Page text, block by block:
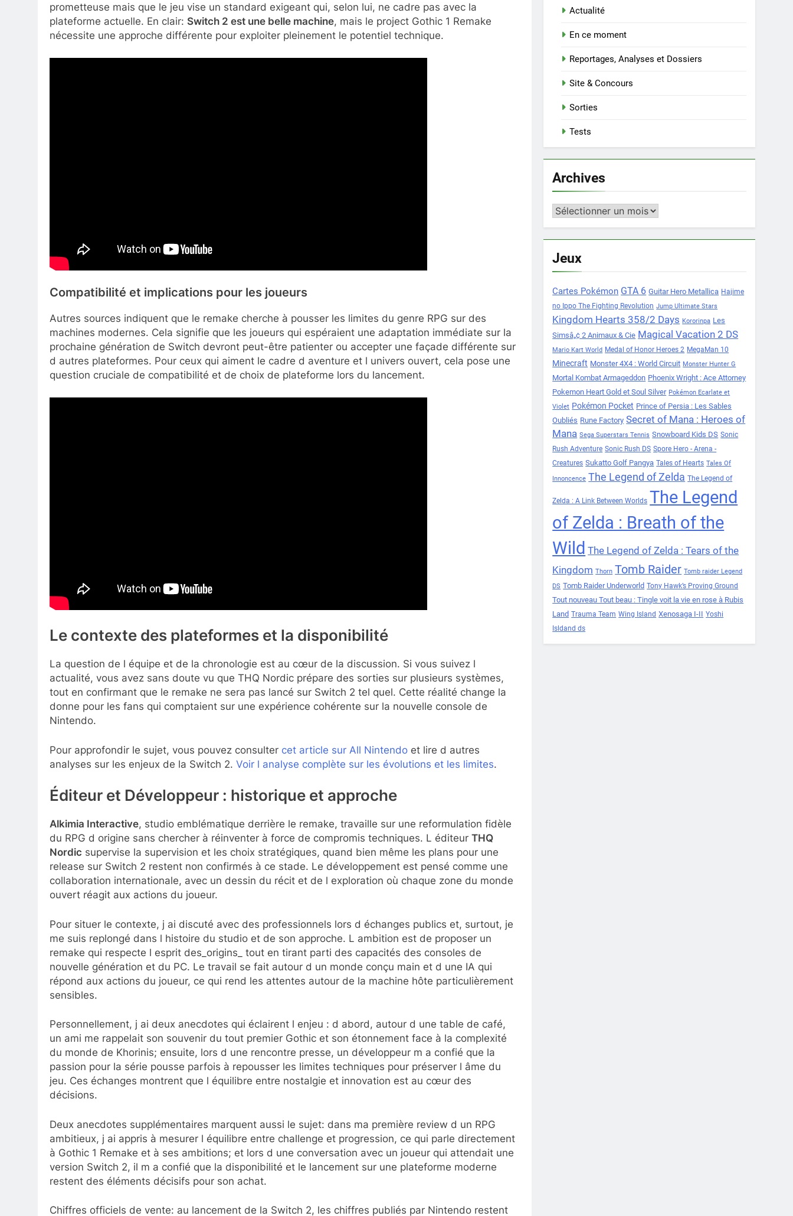
prometteuse mais que le jeu vise un standard exigeant qui, selon lui, ne cadre pas avec la
plateforme actuelle. En clair: Switch 2 est une belle machine, mais le project Gothic 1 Remake
nécessite une approche différente pour exploiter pleinement le potentiel technique.
Compatibilité et implications pour les joueurs
Autres sources indiquent que le remake cherche à pousser les limites du genre RPG sur des
machines modernes. Cela signifie que les joueurs qui espéraient une adaptation immédiate sur la
prochaine génération de Switch devront peut-être patienter ou accepter une façade différente sur
d autres plateformes. Pour ceux qui aiment le cadre d aventure et l univers ouvert, cela pose une
question cruciale de compatibilité et de choix de plateforme lors du lancement.
Le contexte des plateformes et la disponibilité
La question de l équipe et de la chronologie est au cœur de la discussion. Si vous suivez l
actualité, vous avez sans doute vu que THQ Nordic prépare des sorties sur plusieurs systèmes,
tout en confirmant que le remake ne sera pas lancé sur Switch 2 tel quel. Cette réalité change la
donne pour les fans qui comptaient sur une expérience cohérente sur la nouvelle console de
Nintendo.
Pour approfondir le sujet, vous pouvez consulter cet article sur All Nintendo et lire d autres
analyses sur les enjeux de la Switch 2. Voir l analyse complète sur les évolutions et les limites.
Éditeur et Développeur : historique et approche
Alkimia Interactive, studio emblématique derrière le remake, travaille sur une reformulation fidèle
du RPG d origine sans chercher à réinventer à force de compromis techniques. L éditeur THQ
Nordic supervise la supervision et les choix stratégiques, quand bien même les plans pour une
release sur Switch 2 restent non confirmés à ce stade. Le développement est pensé comme une
collaboration internationale, avec un dessin du récit et de l exploration où chaque zone du monde
ouvert réagit aux actions du joueur.
Pour situer le contexte, j ai discuté avec des professionnels lors d échanges publics et, surtout, je
me suis replongé dans l histoire du studio et de son approche. L ambition est de proposer un
remake qui respecte l esprit des_origins_ tout en tirant parti des capacités des consoles de
nouvelle génération et du PC. Le travail se fait autour d un monde conçu main et d une IA qui
répond aux actions du joueur, ce qui rend les attentes autour de la machine hôte particulièrement
sensibles.
Personnellement, j ai deux anecdotes qui éclairent l enjeu : d abord, autour d une table de café,
un ami me rappelait son souvenir du tout premier Gothic et son étonnement face à la complexité
du monde de Khorinis; ensuite, lors d une rencontre presse, un développeur m a confié que la
passion pour la série pousse parfois à repousser les limites techniques pour préserver l âme du
jeu. Ces échanges montrent que l équilibre entre nostalgie et innovation est au cœur des
décisions.
Deux anecdotes supplémentaires marquent aussi le sujet: dans ma première review d un RPG
ambitieux, j ai appris à mesurer l équilibre entre challenge et progression, ce qui parle directement
à Gothic 1 Remake et à ses ambitions; et lors d une conversation avec un joueur qui attendait une
version Switch 2, il m a confié que la disponibilité et le lancement sur une plateforme moderne
restent des éléments décisifs pour son achat.
Chiffres officiels de vente: au lancement de la Switch 2, les chiffres publiés par Nintendo restent
Actualité
En ce moment
Reportages, Analyses et Dossiers
Site & Concours
Sorties
Tests
Archives
Archives
Jeux
Cartes Pokémon GTA 6 Guitar Hero Metallica Hajime
no Ippo The Fighting Revolution Jump Ultimate Stars
Kingdom Hearts 358/2 Days Kororinpa Les
Simsâ„¢ 2 Animaux & Cie Magical Vacation 2 DS
Mario Kart World Medal of Honor Heroes 2 MegaMan 10
Minecraft Monster 4X4 : World Circuit Monster Hunter G
Mortal Kombat Armageddon Phoenix Wright : Ace Attorney
Pokemon Heart Gold et Soul Silver Pokémon Ecarlate et
Violet Pokémon Pocket Prince of Persia : Les Sables
Oubliés Rune Factory Secret of Mana : Heroes of
Mana Sega Superstars Tennis Snowboard Kids DS Sonic
Rush Adventure Sonic Rush DS Spore Hero - Arena -
Creatures Sukatto Golf Pangya Tales of Hearts Tales Of
Innoncence The Legend of Zelda The Legend of
Zelda : A Link Between Worlds The Legend
of Zelda : Breath of the
Wild The Legend of Zelda : Tears of the
Kingdom Thorn Tomb Raider Tomb raider Legend
DS Tomb Raider Underworld Tony Hawk’s Proving Ground
Tout nouveau Tout beau : Tingle voit la vie en rose à Rubis
Land Trauma Team Wing Island Xenosaga I-II Yoshi
Isldand ds